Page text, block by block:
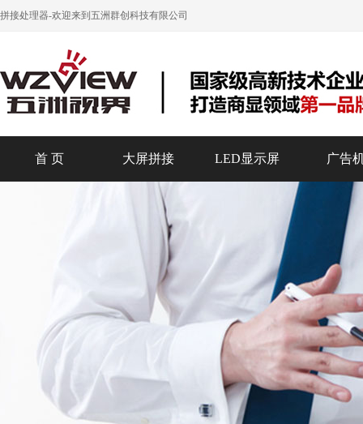
拼接处理器-欢迎来到五洲群创科技有限公司
首 页 大屏拼接 LED显示屏 广告